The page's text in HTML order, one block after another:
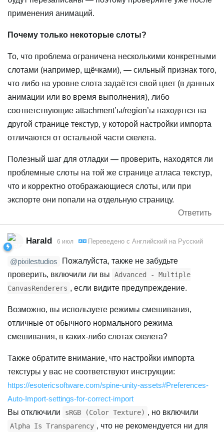
применения анимаций.
Почему только некоторые слоты?
То, что проблема ограничена несколькими конкретными
слотами (например, щёчками), — сильный признак того,
что либо на уровне слота задаётся свой цвет (в данных
анимации или во время выполнения), либо
соответствующие attachment’ы/region’ы находятся на
другой странице текстур, у которой настройки импорта
отличаются от остальной части скелета.
Полезный шаг для отладки — проверить, находятся ли
проблемные слоты на той же странице атласа текстур,
что и корректно отображающиеся слоты, или при
экспорте они попали на отдельную страницу.
Ответить
Harald 6 июл Переведено с Английский на Русский
@pixilestudios
Пожалуйста, также не забудьте
проверить, включили ли вы
Advanced - Multiple
CanvasRenderers , если видите предупреждение.
Возможно, вы используете режимы смешивания,
отличные от обычного нормального режима
смешивания, в каких-либо слотах скелета?
Также обратите внимание, что настройки импорта
текстуры у вас не соответствуют инструкции:
https://esotericsoftware.com/spine-unity-assets#Preferences-
Auto-Import-settings-for-correct-import
Вы отключили
sRGB (Color Texture) , но включили
Alpha Is Transparency , что не рекомендуется ни для